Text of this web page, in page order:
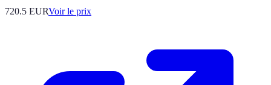
720.5 EURVoir le prix